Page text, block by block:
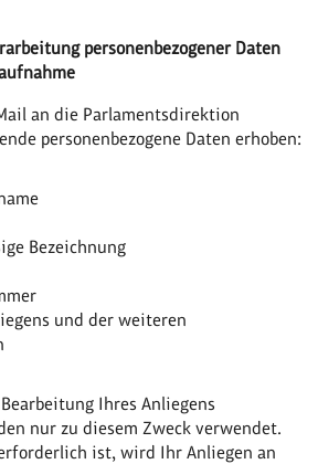
personenbezogener Daten
an die Parlamentsdirektion
personenbezogene Daten erhoben:
Bezeichnung
und der weiteren
Ihres Anliegens
nur zu diesem Zweck verwendet.
ist, wird Ihr Anliegen an